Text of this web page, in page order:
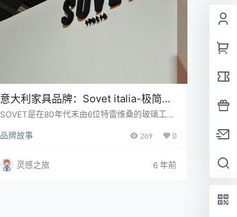
意大利家具品牌：Sovet italia-极简主
义者的最爱
SOVET是在80年代末由6位特雷维桑的玻璃工人
变成了一家成功的公司，使它在意大利制造的设
OVET突出其产品的功能和风格。在90年代，它
成为行业的一个里程碑，由于一系列的产品的原
品牌故事 269 0
灵感之旅 6 年前